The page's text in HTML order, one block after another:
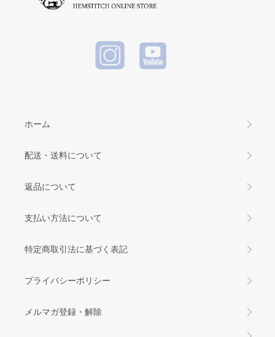
ホーム
配送・送料について
返品について
支払い方法について
特定商取引法に基づく表記
プライバシーポリシー
メルマガ登録・解除